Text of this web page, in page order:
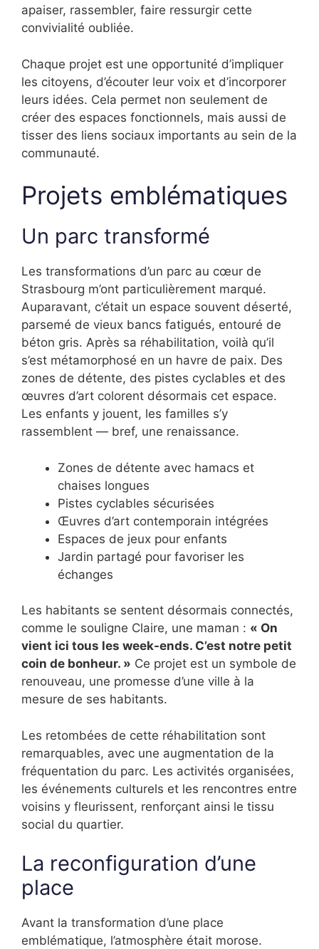
apaiser, rassembler, faire ressurgir cette
convivialité oubliée.
Chaque projet est une opportunité d’impliquer
les citoyens, d’écouter leur voix et d’incorporer
leurs idées. Cela permet non seulement de
créer des espaces fonctionnels, mais aussi de
tisser des liens sociaux importants au sein de la
communauté.
Projets emblématiques
Un parc transformé
Les transformations d’un parc au cœur de
Strasbourg m’ont particulièrement marqué.
Auparavant, c’était un espace souvent déserté,
parsemé de vieux bancs fatigués, entouré de
béton gris. Après sa réhabilitation, voilà qu’il
s’est métamorphosé en un havre de paix. Des
zones de détente, des pistes cyclables et des
œuvres d’art colorent désormais cet espace.
Les enfants y jouent, les familles s’y
rassemblent — bref, une renaissance.
Zones de détente avec hamacs et
chaises longues
Pistes cyclables sécurisées
Œuvres d’art contemporain intégrées
Espaces de jeux pour enfants
Jardin partagé pour favoriser les
échanges
Les habitants se sentent désormais connectés,
comme le souligne Claire, une maman : « On
vient ici tous les week-ends. C’est notre petit
coin de bonheur. » Ce projet est un symbole de
renouveau, une promesse d’une ville à la
mesure de ses habitants.
Les retombées de cette réhabilitation sont
remarquables, avec une augmentation de la
fréquentation du parc. Les activités organisées,
les événements culturels et les rencontres entre
voisins y fleurissent, renforçant ainsi le tissu
social du quartier.
La reconfiguration d’une
place
Avant la transformation d’une place
emblématique, l’atmosphère était morose.